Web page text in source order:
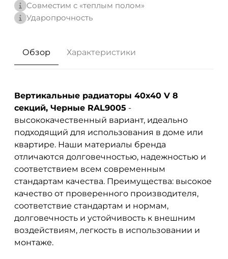
Совместим с «теплым полом»
Ударопрочность
Обзор Характеристики
Вертикальные радиаторы 40x40 V 8
секций, Черные RAL9005 -
высококачественный вариант, идеально
подходящий для использования в доме или
квартире. Наши материалы бренда
отличаются долговечностью, надежностью и
соответствием всем современным
стандартам качества. Преимущества: высокое
качество от проверенного производителя,
соответствие стандартам и нормам,
долговечность и устойчивость к внешним
воздействиям, легкость в использовании и
монтаже.